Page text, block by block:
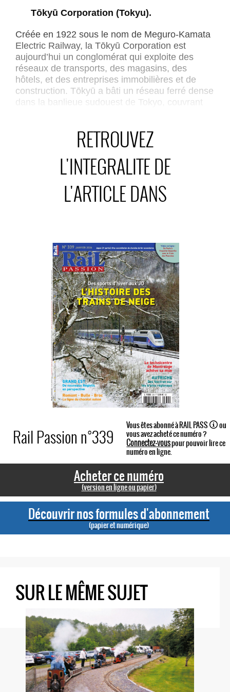
Tōkyū Corporation (Tokyu).
Créée en 1922 sous le nom de Meguro-Kamata
Electric Railway, la Tōkyū Corporation est
aujourd’hui un conglomérat qui exploite des
réseaux de transports, des magasins, des
hôtels, et des entreprises immobilières et de
construction. Tōkyū a bâti un réseau ferré dense
dans la banlieue sudouest de Tokyo, couvrant
réseau du métro de Tokyo via des
interconnexions directes.
RETROUVEZ
L'INTEGRALITE DE
L'ARTICLE DANS
Rail Passion n°339 Vous êtes abonné à RAIL PASS ou
vous avez acheté ce numéro ?
Connectez-vouspour pouvoir lire ce
numéro en ligne.
Acheter ce numéro
(version en ligne ou papier)
Découvrir nos formules d'abonnement
(papier et numérique)
SUR LE MÊME SUJET